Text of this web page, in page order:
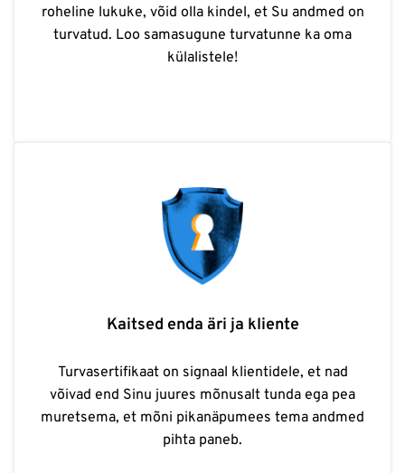
roheline lukuke, võid olla kindel, et Su andmed on
turvatud. Loo samasugune turvatunne ka oma
külalistele!
Kaitsed enda äri ja kliente
Turvasertifikaat on signaal klientidele, et nad
võivad end Sinu juures mõnusalt tunda ega pea
muretsema, et mõni pikanäpumees tema andmed
pihta paneb.